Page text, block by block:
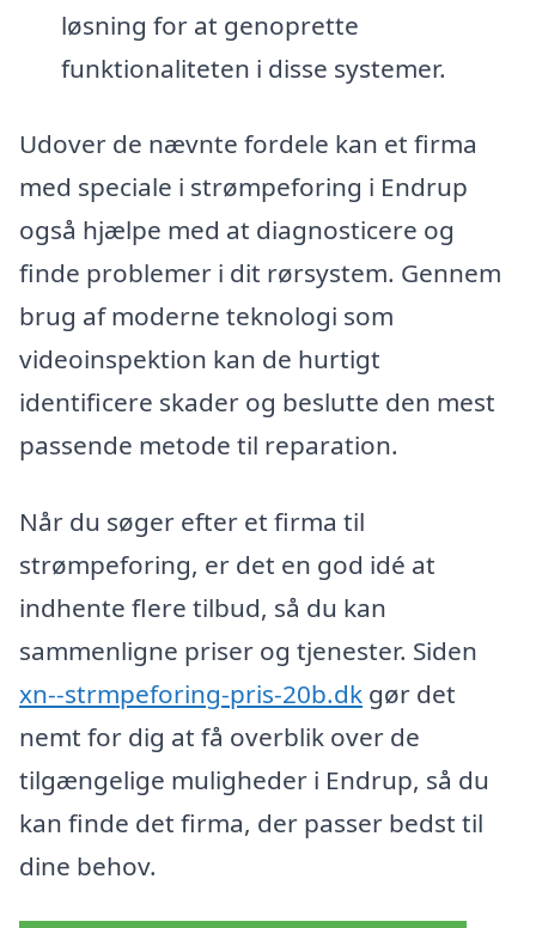
løsning for at genoprette
funktionaliteten i disse systemer.
Udover de nævnte fordele kan et firma
med speciale i strømpeforing i Endrup
også hjælpe med at diagnosticere og
finde problemer i dit rørsystem. Gennem
brug af moderne teknologi som
videoinspektion kan de hurtigt
identificere skader og beslutte den mest
passende metode til reparation.
Når du søger efter et firma til
strømpeforing, er det en god idé at
indhente flere tilbud, så du kan
sammenligne priser og tjenester. Siden
xn--strmpeforing-pris-20b.dk gør det
nemt for dig at få overblik over de
tilgængelige muligheder i Endrup, så du
kan finde det firma, der passer bedst til
dine behov.